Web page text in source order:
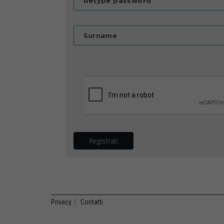
Surname
Registrati
Privacy Contatti